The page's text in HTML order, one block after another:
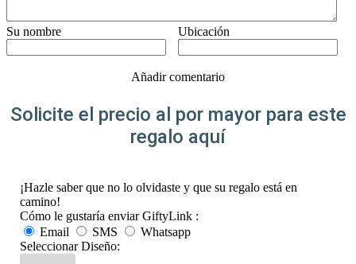
Su nombre Ubicación
Añadir comentario
Solicite el precio al por mayor para este
regalo aquí
¡Hazle saber que no lo olvidaste y que su regalo está en
camino!
Cómo le gustaría enviar GiftyLink :
Email
SMS
Whatsapp
Seleccionar Diseño: